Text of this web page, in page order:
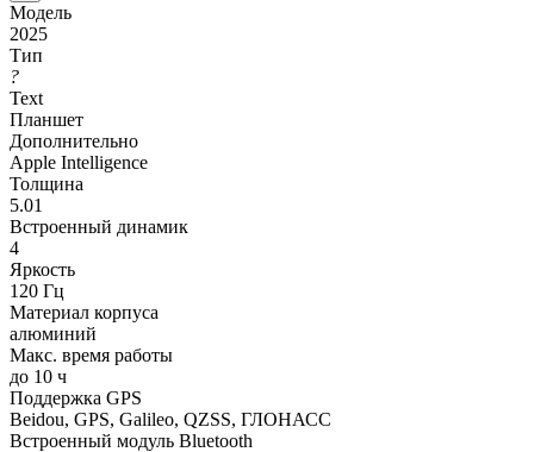
Модель
2025
Тип
?
Text
Планшет
Дополнительно
Apple Intelligence
Толщина
5.01
Встроенный динамик
4
Яркость
120 Гц
Материал корпуса
алюминий
Макс. время работы
до 10 ч
Поддержка GPS
Beidou, GPS, Galileo, QZSS, ГЛОНАСС
Встроенный модуль Bluetooth